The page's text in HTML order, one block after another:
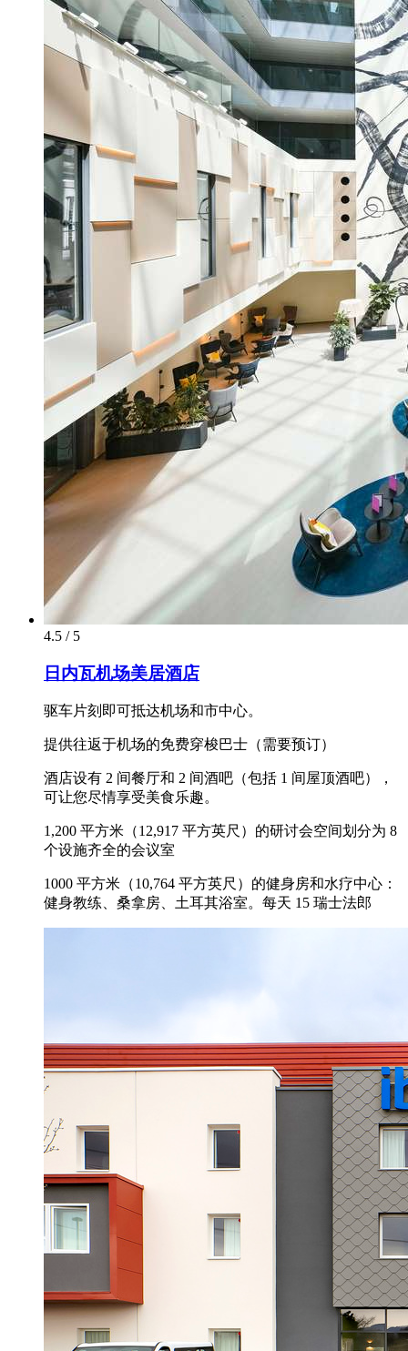
4.5 / 5
日内瓦机场美居酒店
驱车片刻即可抵达机场和市中心。
提供往返于机场的免费穿梭巴士（需要预订）
酒店设有 2 间餐厅和 2 间酒吧（包括 1 间屋顶酒吧），
可让您尽情享受美食乐趣。
1,200 平方米（12,917 平方英尺）的研讨会空间划分为 8
个设施齐全的会议室
1000 平方米（10,764 平方英尺）的健身房和水疗中心：
健身教练、桑拿房、土耳其浴室。每天 15 瑞士法郎